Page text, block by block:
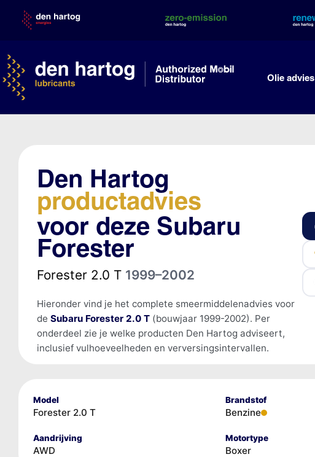
content
Olie advies
Den Hartog
productadvies
voor deze Subaru
Forester
Forester 2.0 T 1999–2002
Hieronder vind je het complete smeermiddelenadvies voor
de Subaru Forester 2.0 T(bouwjaar 1999-2002). Per
onderdeel zie je welke producten Den Hartog adviseert,
inclusief vulhoeveelheden en verversingsintervallen.
Model
Forester 2.0 T
Brandstof
Benzine
Aandrijving
AWD
Motortype
Boxer